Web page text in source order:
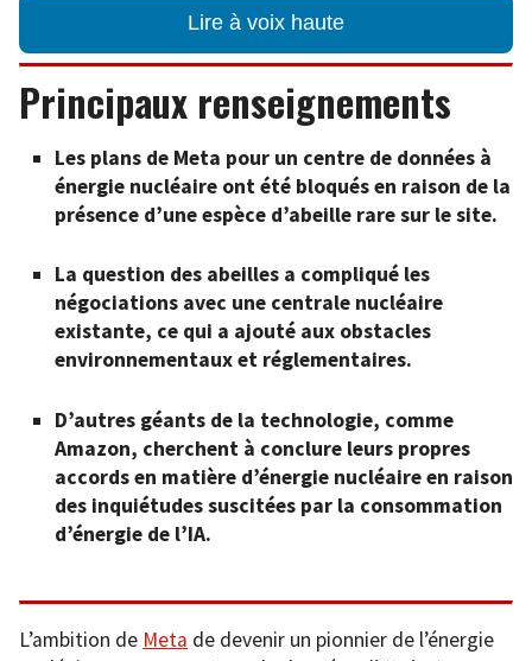
Lire à voix haute
Principaux renseignements
Les plans de Meta pour un centre de données à
énergie nucléaire ont été bloqués en raison de la
présence d’une espèce d’abeille rare sur le site.
La question des abeilles a compliqué les
négociations avec une centrale nucléaire
existante, ce qui a ajouté aux obstacles
environnementaux et réglementaires.
D’autres géants de la technologie, comme
Amazon, cherchent à conclure leurs propres
accords en matière d’énergie nucléaire en raison
des inquiétudes suscitées par la consommation
d’énergie de l’IA.
L’ambition de Meta de devenir un pionnier de l’énergie